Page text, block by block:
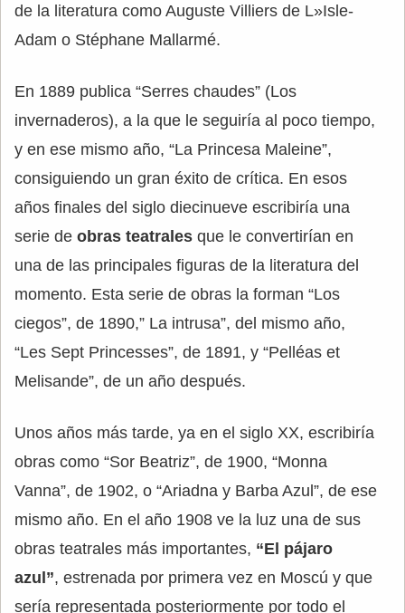
de la literatura como Auguste Villiers de L»Isle-
Adam o Stéphane Mallarmé.
En 1889 publica “Serres chaudes” (Los
invernaderos), a la que le seguiría al poco tiempo,
y en ese mismo año, “La Princesa Maleine”,
consiguiendo un gran éxito de crítica. En esos
años finales del siglo diecinueve escribiría una
serie de obras teatrales que le convertirían en
una de las principales figuras de la literatura del
momento. Esta serie de obras la forman “Los
ciegos”, de 1890,” La intrusa”, del mismo año,
“Les Sept Princesses”, de 1891, y “Pelléas et
Melisande”, de un año después.
Unos años más tarde, ya en el siglo XX, escribiría
obras como “Sor Beatriz”, de 1900, “Monna
Vanna”, de 1902, o “Ariadna y Barba Azul”, de ese
mismo año. En el año 1908 ve la luz una de sus
obras teatrales más importantes, “El pájaro
azul”, estrenada por primera vez en Moscú y que
sería representada posteriormente por todo el